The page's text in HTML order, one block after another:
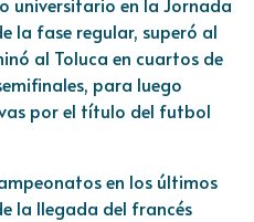
la fase regular, superó al
al Toluca en cuartos de
para luego
por el título del futbol
en los últimos
la llegada del francés